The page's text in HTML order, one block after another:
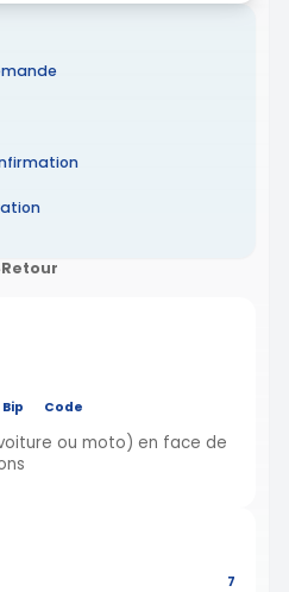
Retour
Bip Code
ou moto) en face de
7